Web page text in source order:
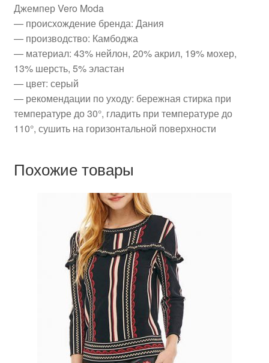
Джемпер Vero Moda
— происхождение бренда: Дания
— производство: Камбоджа
— материал: 43% нейлон, 20% акрил, 19% мохер,
13% шерсть, 5% эластан
— цвет: серый
— рекомендации по уходу: бережная стирка при
температуре до 30°, гладить при температуре до
110°, сушить на горизонтальной поверхности
Похожие товары